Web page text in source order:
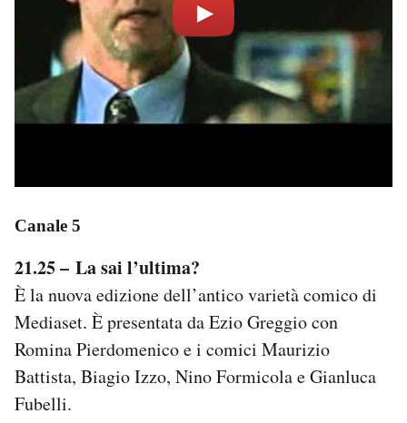
Canale 5
21.25 – La sai l’ultima?
È la nuova edizione dell’antico varietà comico di
Mediaset. È presentata da Ezio Greggio con
Romina Pierdomenico e i comici Maurizio
Battista, Biagio Izzo, Nino Formicola e Gianluca
Fubelli.